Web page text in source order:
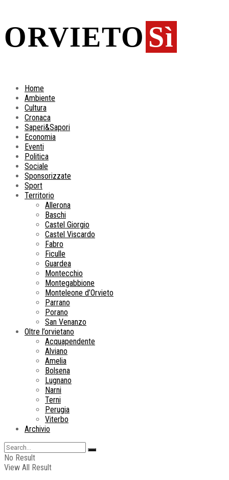
ORVIETO Sì
Home
Ambiente
Cultura
Cronaca
Saperi&Sapori
Economia
Eventi
Politica
Sociale
Sponsorizzate
Sport
Territorio
Allerona
Baschi
Castel Giorgio
Castel Viscardo
Fabro
Ficulle
Guardea
Montecchio
Montegabbione
Monteleone d’Orvieto
Parrano
Porano
San Venanzo
Oltre l’orvietano
Acquapendente
Alviano
Amelia
Bolsena
Lugnano
Narni
Terni
Perugia
Viterbo
Archivio
No Result
View All Result